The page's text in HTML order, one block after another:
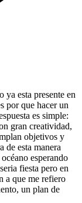
ya esta presente en
por que hacer un
es simple:
gran creatividad,
objetivos y
de esta manera
esperando
fiesta pero en
a que me refiero
un plan de